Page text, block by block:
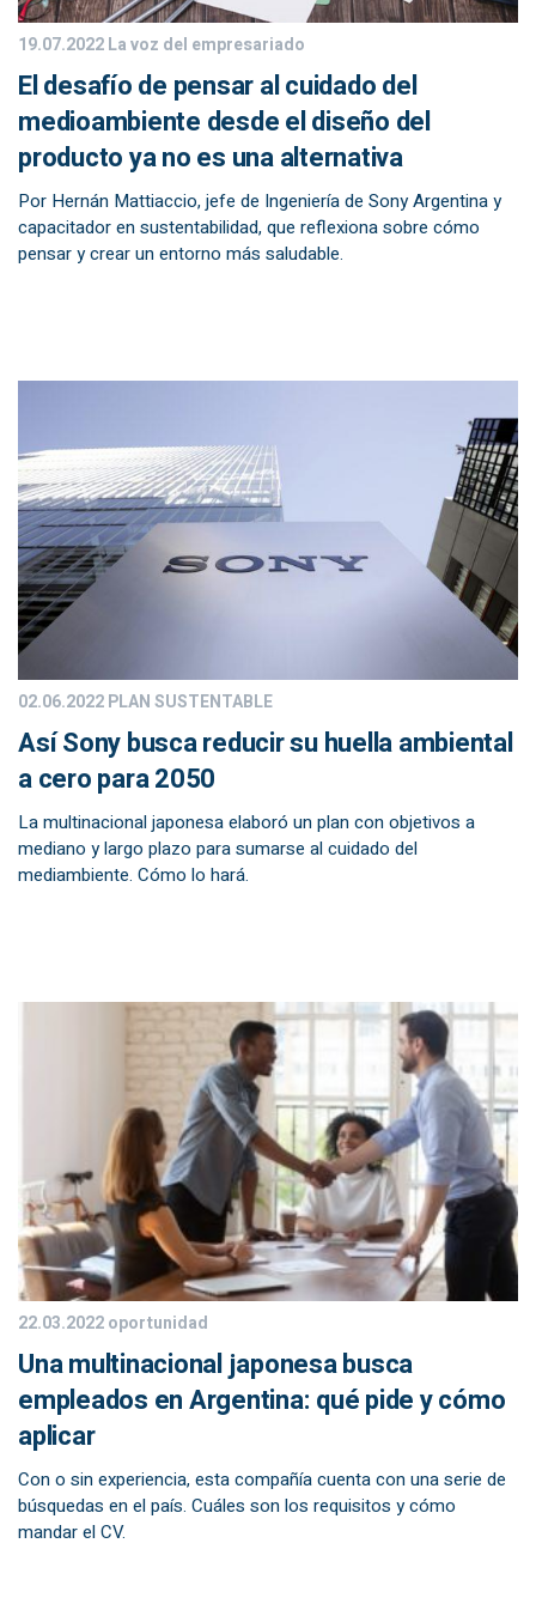
19.07.2022La voz del empresariado
El desafío de pensar al cuidado del
medioambiente desde el diseño del
producto ya no es una alternativa
Por Hernán Mattiaccio, jefe de Ingeniería de Sony Argentina y
capacitador en sustentabilidad, que reflexiona sobre cómo
pensar y crear un entorno más saludable.
02.06.2022PLAN SUSTENTABLE
Así Sony busca reducir su huella ambiental
a cero para 2050
La multinacional japonesa elaboró un plan con objetivos a
mediano y largo plazo para sumarse al cuidado del
mediambiente. Cómo lo hará.
22.03.2022oportunidad
Una multinacional japonesa busca
empleados en Argentina: qué pide y cómo
aplicar
Con o sin experiencia, esta compañía cuenta con una serie de
búsquedas en el país. Cuáles son los requisitos y cómo
mandar el CV.